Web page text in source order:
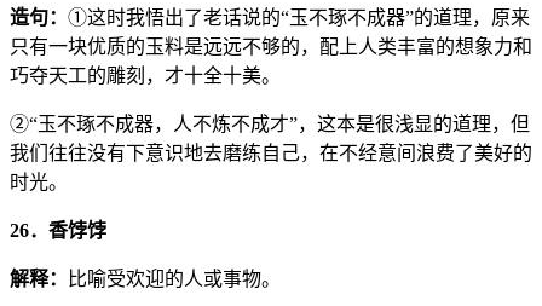
造句： ①这时我悟出了老话说的“玉不琢不成器”的道理，原来
只有一块优质的玉料是远远不够的，配上人类丰富的想象力和
巧夺天工的雕刻，才十全十美。
②“玉不琢不成器，人不炼不成才”，这本是很浅显的道理，但
我们往往没有下意识地去磨练自己，在不经意间浪费了美好的
时光。
26．香饽饽
解释： 比喻受欢迎的人或事物。